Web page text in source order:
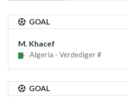
GOAL
M. Khacef
Algeria - Verdediger #
GOAL